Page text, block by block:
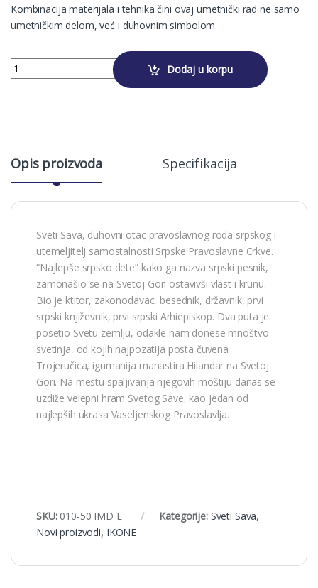
Kombinacija materijala i tehnika čini ovaj umetnički rad ne samo
umetničkim delom, već i duhovnim simbolom.
SVETI SAVA quantity Dodaj u korpu
Opis proizvoda Specifikacija
Sveti Sava, duhovni otac pravoslavnog roda srpskog i
utemeljitelj samostalnosti Srpske Pravoslavne Crkve.
“Najlepše srpsko dete” kako ga nazva srpski pesnik,
zamonašio se na Svetoj Gori ostavivši vlast i krunu.
Bio je ktitor, zakonodavac, besednik, državnik, prvi
srpski književnik, prvi srpski Arhiepiskop. Dva puta je
posetio Svetu zemlju, odakle nam donese mnoštvo
svetinja, od kojih najpozatija posta čuvena
Trojeručica, igumanija manastira Hilandar na Svetoj
Gori. Na mestu spaljivanja njegovih moštiju danas se
uzdiže velepni hram Svetog Save, kao jedan od
najlepših ukrasa Vaseljenskog Pravoslavlja.
SKU: 010-50 IMD E Kategorije: Sveti Sava,
Novi proizvodi, IKONE